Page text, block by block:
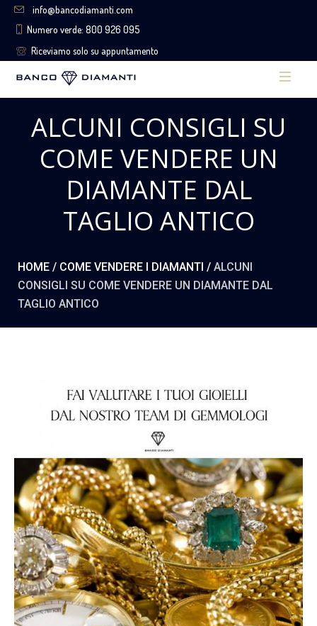
info@bancodiamanti.com
Numero verde: 800 926 095
Riceviamo solo su appuntamento
ALCUNI CONSIGLI SU
COME VENDERE UN
DIAMANTE DAL
TAGLIO ANTICO
HOME / COME VENDERE I DIAMANTI / ALCUNI
CONSIGLI SU COME VENDERE UN DIAMANTE DAL
TAGLIO ANTICO